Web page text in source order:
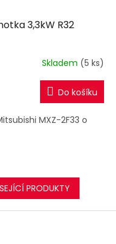
3,3kW R32
Skladem (5 ks)
Do košíku
MXZ-2F33 o
PRODUKTY